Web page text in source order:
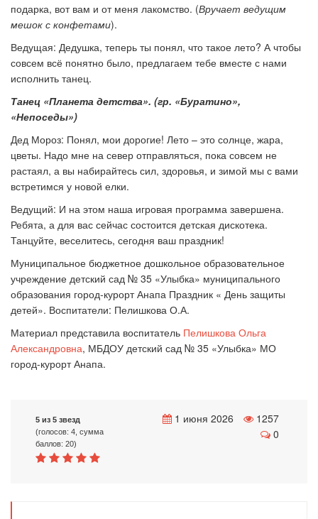
подарка, вот вам и от меня лакомство. (Вручает ведущим
мешок с конфетами).
Ведущая: Дедушка, теперь ты понял, что такое лето? А чтобы
совсем всё понятно было, предлагаем тебе вместе с нами
исполнить танец.
Танец «Планета детства». (гр. «Буратино»,
«Непоседы»)
Дед Мороз: Понял, мои дорогие! Лето – это солнце, жара,
цветы. Надо мне на север отправляться, пока совсем не
растаял, а вы набирайтесь сил, здоровья, и зимой мы с вами
встретимся у новой елки.
Ведущий: И на этом наша игровая программа завершена.
Ребята, а для вас сейчас состоится детская дискотека.
Танцуйте, веселитесь, сегодня ваш праздник!
Муниципальное бюджетное дошкольное образовательное
учреждение детский сад № 35 «Улыбка» муниципального
образования город-курорт Анапа Праздник « День защиты
детей». Воспитатели: Пелишкова О.А.
Материал представила воспитатель Пелишкова Ольга
Александровна, МБДОУ детский сад № 35 «Улыбка» МО
город-курорт Анапа.
5 из 5 звезд
(голосов: 4, сумма
баллов: 20)
1 июня 2026
1257
0